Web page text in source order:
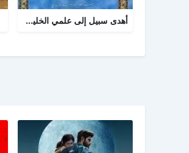
أهدى سبيل إلى علمي الخليل العروض والقافية